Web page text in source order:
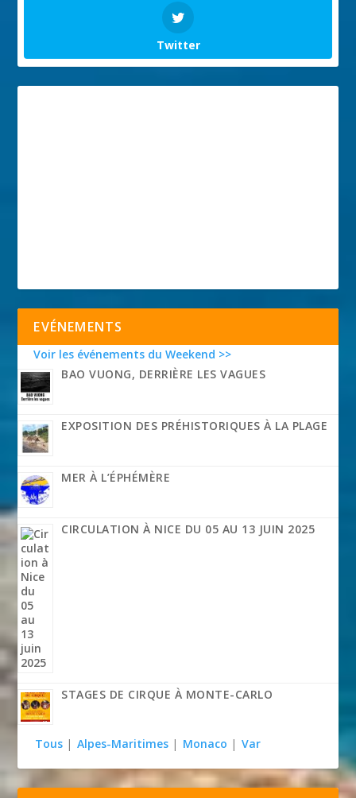
Twitter
EVÉNEMENTS
Voir les événements du Weekend >>
BAO VUONG, DERRIÈRE LES VAGUES
EXPOSITION DES PRÉHISTORIQUES À LA PLAGE
MER À L’ÉPHÉMÈRE
CIRCULATION À NICE DU 05 AU 13 JUIN 2025
STAGES DE CIRQUE À MONTE-CARLO
Tous | Alpes-Maritimes | Monaco | Var